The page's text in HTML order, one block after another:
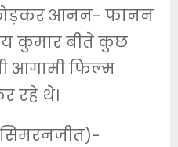
आनन- फानन
कुमार बीते कुछ
आगामी फिल्म
रहे थे।